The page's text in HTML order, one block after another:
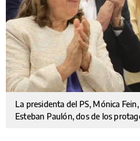
La presidenta del PS, Mónica
Esteban Paulón, dos de los